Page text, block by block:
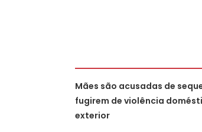
Mães são acusadas de
fugirem de violência
exterior